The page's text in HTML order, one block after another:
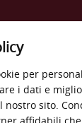
per
i dati e
nostro sito.